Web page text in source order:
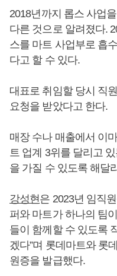
2018년까지 롭스 사업
다른 것으로 알려졌다.
스를 마트 사업부로 흡
다고 할 수 있다.
대표로 취임할 당시 직
요청을 받았다고 한다.
매장 수나 매출에서 이
트 업계 3위를 달리고
을 가질 수 있도록 해달
강성현은 2023년 임직
퍼와 마트가 하나의 팀
들이 함께할 수 있도록
겠다”며 롯데마트와 롯
원증을 발급했다.